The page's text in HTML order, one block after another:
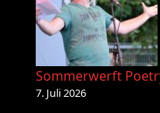
Sommerwerft
7. Juli 2026